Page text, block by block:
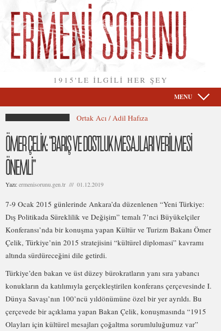
1915'LE İLGİLİ HER ŞEY
MENU
Ortak Acı / Adil Hafıza
ÖMER ÇELİK: “BARIŞ VE DOSTLUK MESAJLARI VERİLMESİ
ÖNEMLİ”
Yazı:ermenisorunu.gen.tr /// 01.12.2019
7-9 Ocak 2015 günlerinde Ankara’da düzenlenen “Yeni Türkiye:
Dış Politikada Süreklilik ve Değişim” temalı 7’nci Büyükelçiler
Konferansı’nda bir konuşma yapan Kültür ve Turizm Bakanı Ömer
Çelik, Türkiye’nin 2015 stratejisini “kültürel diplomasi” kavramı
altında sürdüreceğini dile getirdi.
Türkiye’den bakan ve üst düzey bürokratların yanı sıra yabancı
konukların da katılımıyla gerçekleştirilen konferans çerçevesinde I.
Dünya Savaşı’nın 100’ncü yıldönümüne özel bir yer ayrıldı. Bu
çerçevede bir açıklama yapan Bakan Çelik, konuşmasında “1915
Olayları için kültürel mesajları çoğaltma sorumluluğumuz var”